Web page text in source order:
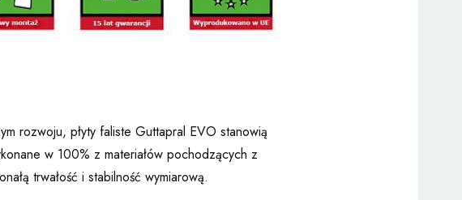
rozwoju, płyty faliste Guttapral EVO stanowią
w 100% z materiałów pochodzących z
trwałość i stabilność wymiarową.